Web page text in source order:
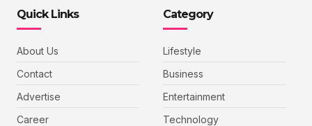
Quick Links
About Us
Contact
Advertise
Career
Category
Lifestyle
Business
Entertainment
Technology